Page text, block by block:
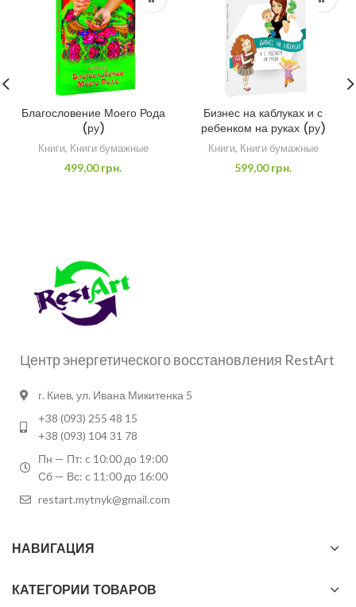
Благословение Моего Рода
(ру)
Книги, Книги бумажные
499,00грн.
Бизнес на каблуках и с
ребенком на руках (ру)
Книги, Книги бумажные
599,00грн.
Центр энергетического восстановления RestArt
г. Киев, ул. Ивана Микитенка 5
+38 (093) 255 48 15
+38 (093) 104 31 78
Пн — Пт: c 10:00 до 19:00
Сб — Вс: c 11:00 до 16:00
restart.mytnyk@gmail.com
НАВИГАЦИЯ
КАТЕГОРИИ ТОВАРОВ